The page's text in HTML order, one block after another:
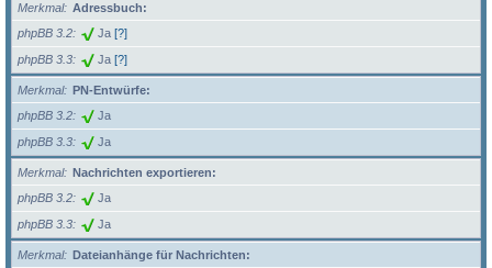
Merkmal
Adressbuch:
phpBB 3.2
Ja [?]
phpBB 3.3 Ja [?]
Merkmal
PN-Entwürfe:
phpBB 3.2
Ja
phpBB 3.3 Ja
Merkmal
Nachrichten exportieren:
phpBB 3.2
Ja
phpBB 3.3 Ja
Merkmal
Dateianhänge für Nachrichten: